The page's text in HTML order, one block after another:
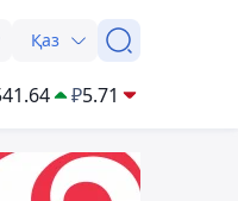
Қаз
₽5.71